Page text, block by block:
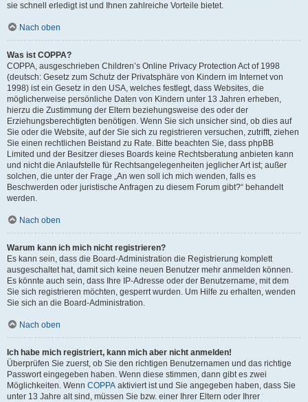
sie schnell erledigt ist und Ihnen zahlreiche Vorteile bietet.
Nach oben
Was ist COPPA?
COPPA, ausgeschrieben Children’s Online Privacy Protection Act of 1998
(deutsch: Gesetz zum Schutz der Privatsphäre von Kindern im Internet von
1998) ist ein Gesetz in den USA, welches festlegt, dass Websites, die
möglicherweise persönliche Daten von Kindern unter 13 Jahren erheben,
hierzu die Zustimmung der Eltern beziehungsweise des oder der
Erziehungsberechtigten benötigen. Wenn Sie sich unsicher sind, ob dies auf
Sie oder die Website, auf der Sie sich zu registrieren versuchen, zutrifft, ziehen
Sie einen rechtlichen Beistand zu Rate. Bitte beachten Sie, dass phpBB
Limited und der Besitzer dieses Boards keine Rechtsberatung anbieten kann
und nicht die Anlaufstelle für Rechtsangelegenheiten jeglicher Art ist; außer
solchen, die unter der Frage „An wen soll ich mich wenden, falls es
Beschwerden oder juristische Anfragen zu diesem Forum gibt?“ behandelt
werden.
Nach oben
Warum kann ich mich nicht registrieren?
Es kann sein, dass die Board-Administration die Registrierung komplett
ausgeschaltet hat, damit sich keine neuen Benutzer mehr anmelden können.
Es könnte auch sein, dass Ihre IP-Adresse oder der Benutzername, mit dem
Sie sich registrieren möchten, gesperrt wurden. Um Hilfe zu erhalten, wenden
Sie sich an die Board-Administration.
Nach oben
Ich habe mich registriert, kann mich aber nicht anmelden!
Überprüfen Sie zuerst, ob Sie den richtigen Benutzernamen und das richtige
Passwort eingegeben haben. Wenn diese stimmen, dann gibt es zwei
Möglichkeiten. Wenn COPPA aktiviert ist und Sie angegeben haben, dass Sie
unter 13 Jahre alt sind, müssen Sie bzw. einer Ihrer Eltern oder Ihrer